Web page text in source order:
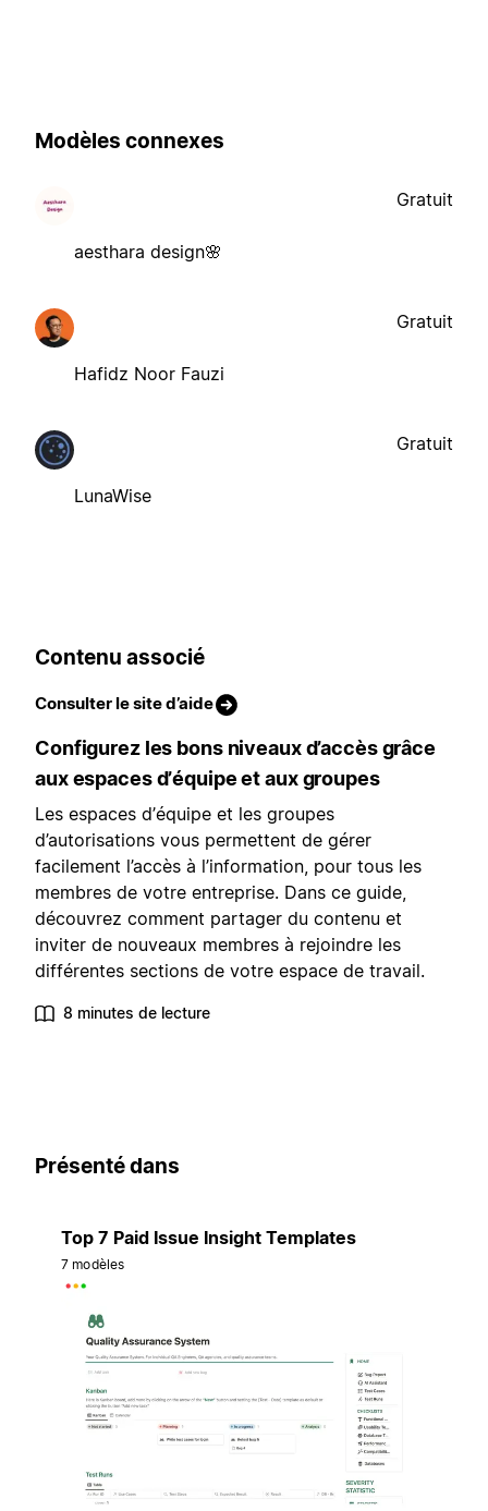
Modèles connexes
aesthara design🌸
Gratuit
Hafidz Noor Fauzi
Gratuit
LunaWise
Gratuit
Contenu associé
Consulter le site d’aide
Configurez les bons niveaux d’accès grâce
aux espaces d’équipe et aux groupes
Les espaces d’équipe et les groupes
d’autorisations vous permettent de gérer
facilement l’accès à l’information, pour tous les
membres de votre entreprise. Dans ce guide,
découvrez comment partager du contenu et
inviter de nouveaux membres à rejoindre les
différentes sections de votre espace de travail.
8 minutes de lecture
Présenté dans
Top 7 Paid Issue Insight Templates
7 modèles